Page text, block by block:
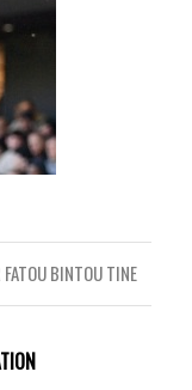
FATOU BINTOU TINE